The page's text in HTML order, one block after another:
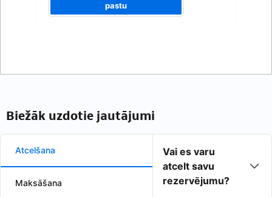
pastu
Biežāk uzdotie jautājumi
Atcelšana
Maksāšana
Vai es varu
atcelt savu
rezervējumu?